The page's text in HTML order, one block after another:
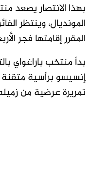
المونديال، وينتظر
المقرر إقامتها فجر
بدأ منتخب باراغواي
تمريرة عرضية من